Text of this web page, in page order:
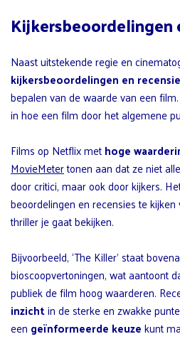
Kijkersbeoordelingen
Naast uitstekende regie en
kijkersbeoordelingen en
bepalen van de waarde van een
in hoe een film door het algemene
Films op Netflix methoge
MovieMetertonen aan dat ze niet
door critici, maar ook door kijkers.
beoordelingen en recensies te
thriller je gaat bekijken.
Bijvoorbeeld, ‘The Killer’ staat
bioscoopvertoningen, wat aantoont
publiek de film hoog waarderen.
inzichtin de sterke en zwakke
een geïnformeerde keuzekunt